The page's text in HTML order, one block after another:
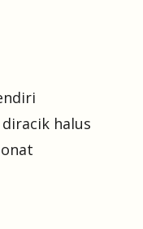
halus